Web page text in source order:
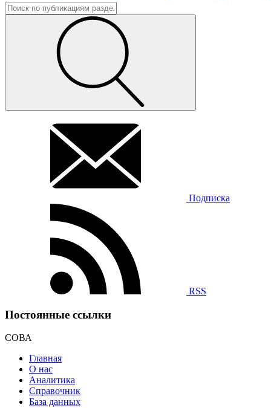
Подписка
RSS
Постоянные ссылки
СОВА
Главная
О нас
Аналитика
Справочник
База данных